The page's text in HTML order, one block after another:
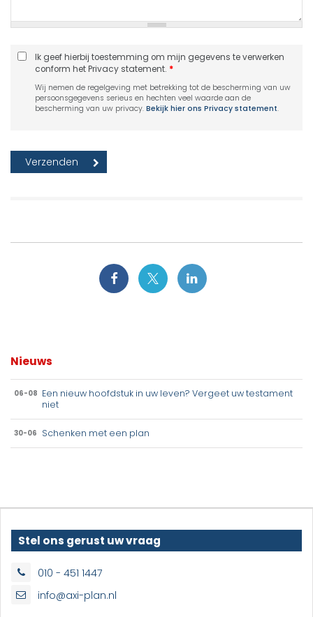
Ik geef hierbij toestemming om mijn gegevens te verwerken
conform het Privacy statement. *
Wij nemen de regelgeving met betrekking tot de bescherming van uw
persoonsgegevens serieus en hechten veel waarde aan de
bescherming van uw privacy. Bekijk hier ons Privacy statement.
Nieuws
06-08 Een nieuw hoofdstuk in uw leven? Vergeet uw testament
niet
30-06 Schenken met een plan
Stel ons gerust uw vraag
010 - 451 1447
info@axi-plan.nl